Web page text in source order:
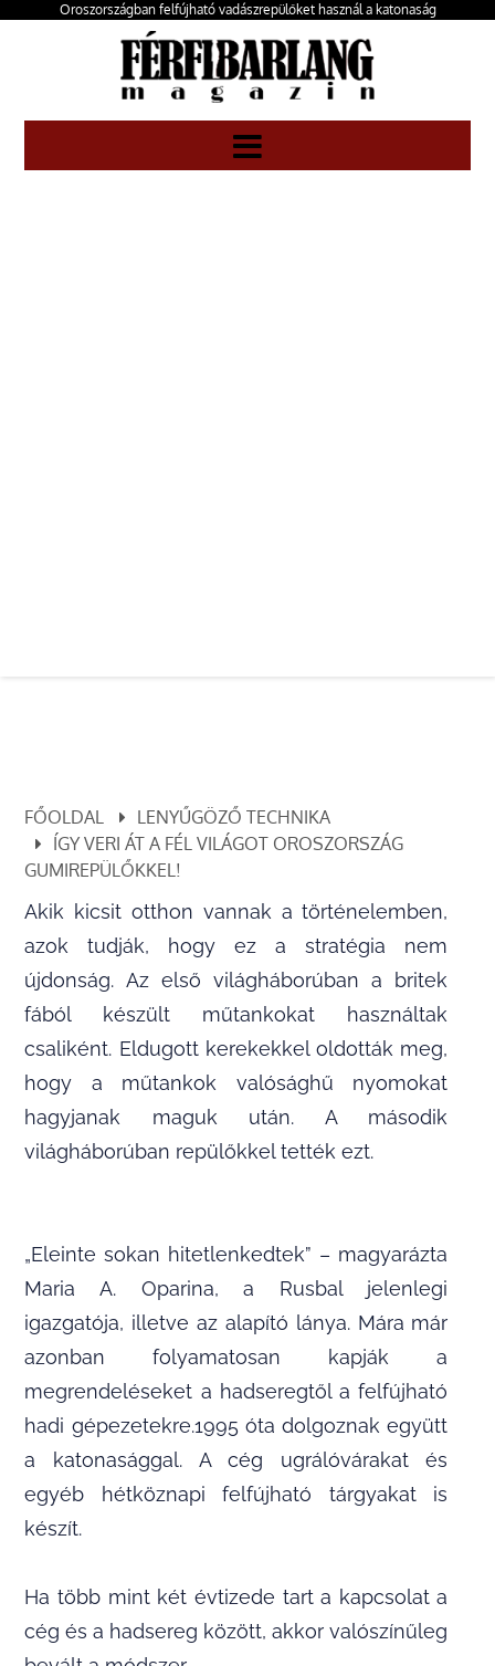
Oroszországban felfújható vadászrepülőket használ a katonaság
FŐOLDAL
LENYŰGÖZŐ TECHNIKA
ÍGY VERI ÁT A FÉL VILÁGOT OROSZORSZÁG
GUMIREPÜLŐKKEL!
Akik kicsit otthon vannak a történelemben,
azok tudják, hogy ez a stratégia nem
újdonság. Az első világháborúban a britek
fából készült műtankokat használtak
csaliként. Eldugott kerekekkel oldották meg,
hogy a műtankok valósághű nyomokat
hagyjanak maguk után. A második
világháborúban repülőkkel tették ezt.
„Eleinte sokan hitetlenkedtek” – magyarázta
Maria A. Oparina, a Rusbal jelenlegi
igazgatója, illetve az alapító lánya. Mára már
azonban folyamatosan kapják a
megrendeléseket a hadseregtől a felfújható
hadi gépezetekre.1995 óta dolgoznak együtt
a katonasággal. A cég ugrálóvárakat és
egyéb hétköznapi felfújható tárgyakat is
készít.
Ha több mint két évtizede tart a kapcsolat a
cég és a hadsereg között, akkor valószínűleg